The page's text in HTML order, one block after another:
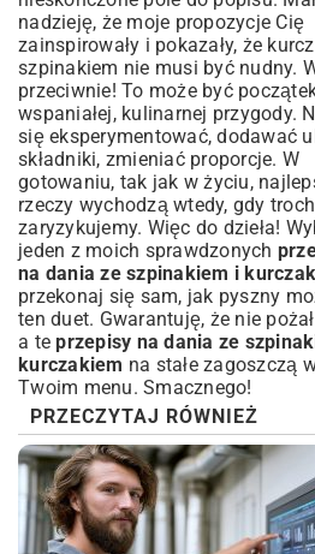
nadzieję, że moje propozycje Cię
zainspirowały i pokazały, że
szpinakiem nie musi być nudny.
przeciwnie! To może być
wspaniałej, kulinarnej przygody.
się eksperymentować, dodawać
składniki, zmieniać proporcje. W
gotowaniu, tak jak w życiu,
rzeczy wychodzą wtedy, gdy
zaryzykujemy. Więc do dzieła!
jeden z moich sprawdzonych
na dania ze szpinakiem i
przekonaj się sam, jak pyszny
ten duet. Gwarantuję, że nie
a teprzepisy na dania ze
kurczakiem na stałe zagoszczą
Twoim menu. Smacznego!
PRZECZYTAJ RÓWNIEŻ